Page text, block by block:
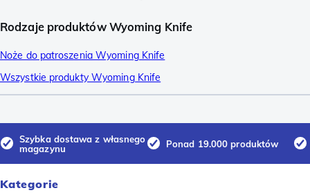
Rodzaje produktów Wyoming Knife
Noże do patroszenia Wyoming Knife
Wszystkie produkty Wyoming Knife
Szybka dostawa z własnego
magazynu
Ponad 19.000 produktów
Kategorie